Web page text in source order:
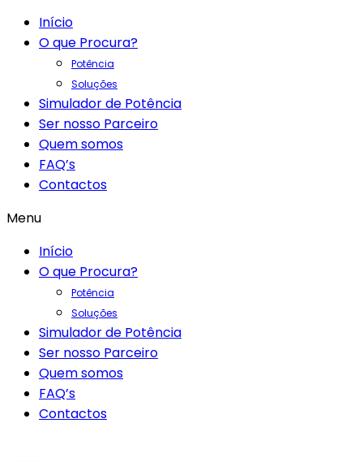
Início
O que Procura?
Potência
Soluções
Simulador de Potência
Ser nosso Parceiro
Quem somos
FAQ’s
Contactos
Menu
Início
O que Procura?
Potência
Soluções
Simulador de Potência
Ser nosso Parceiro
Quem somos
FAQ’s
Contactos